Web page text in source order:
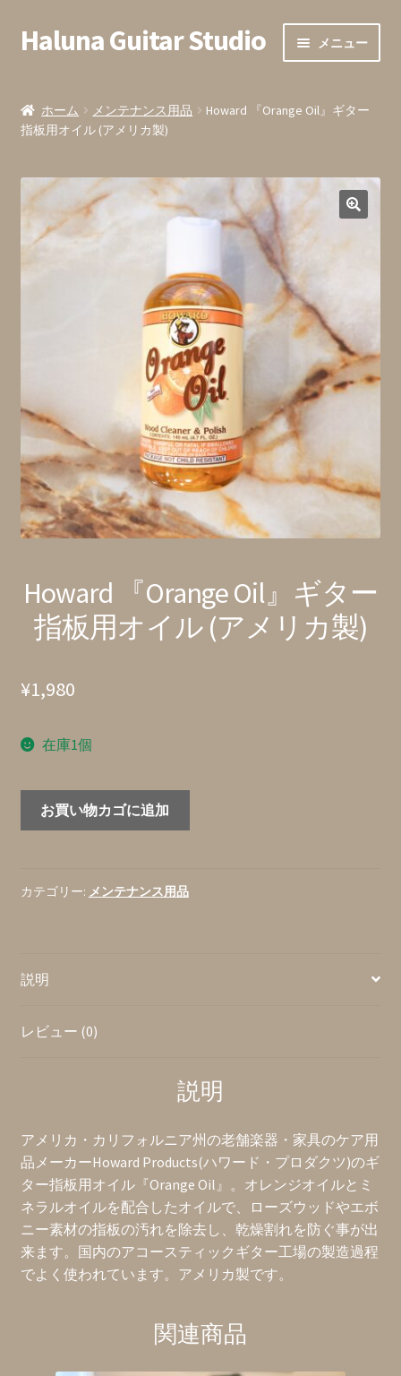
ナ
ビ
ー
シ
ス
キ
コ
ン
ン
ツ
ッ
プ
Haluna Guitar Studio メニュー
会員登録
全ての商品
カート内
お問い合わせ・お申込みフォーム
特定商取引法に基づく表記
ホーム メンテナンス用品
Howard 『Orange Oil』ギター
指板用オイル (アメリカ製)
Howard 『Orange Oil』ギター
指板用オイル (アメリカ製)
¥1,980
在庫1個
Howard
『Orange
タ
用
イ
カ
製)
個
お買い物カゴに追加
カテゴリー: メンテナンス用品
説明
レビュー (0)
説明
アメリカ・カリフォルニア州の老舗楽器・家具のケア用
品メーカーHoward Products(ハワード・プロダクツ)のギ
ター指板用オイル『Orange Oil』。オレンジオイルとミ
ネラルオイルを配合したオイルで、ローズウッドやエボ
ニー素材の指板の汚れを除去し、乾燥割れを防ぐ事が出
来ます。国内のアコースティックギター工場の製造過程
でよく使われています。アメリカ製です。
関連商品